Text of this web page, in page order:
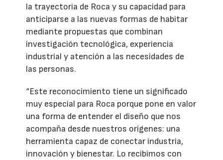
la trayectoria de Roca y su capacidad para
anticiparse a las nuevas formas de habitar
mediante propuestas que combinan
investigación tecnológica, experiencia
industrial y atención a las necesidades de
las personas.
“Este reconocimiento tiene un significado
muy especial para Roca porque pone en valor
una forma de entender el diseño que nos
acompaña desde nuestros orígenes: una
herramienta capaz de conectar industria,
innovación y bienestar. Lo recibimos con